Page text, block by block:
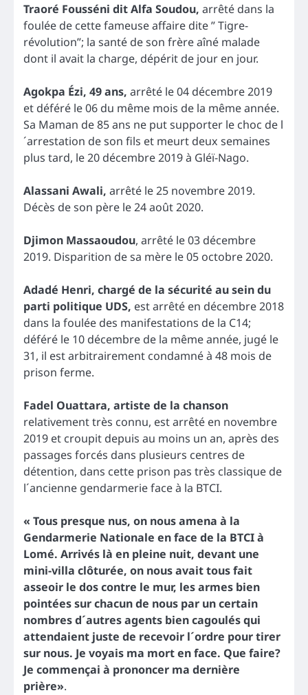
Traoré Fousséni dit Alfa Soudou, arrêté dans la
foulée de cette fameuse affaire dite ” Tigre-
révolution”; la santé de son frère aîné malade
dont il avait la charge, dépérit de jour en jour.
Agokpa Ézi, 49 ans, arrêté le 04 décembre 2019
et déféré le 06 du même mois de la même année.
Sa Maman de 85 ans ne put supporter le choc de l
´arrestation de son fils et meurt deux semaines
plus tard, le 20 décembre 2019 à Gléï-Nago.
Alassani Awali, arrêté le 25 novembre 2019.
Décès de son père le 24 août 2020.
Djimon Massaoudou, arrêté le 03 décembre
2019. Disparition de sa mère le 05 octobre 2020.
Adadé Henri, chargé de la sécurité au sein du
parti politique UDS, est arrêté en décembre 2018
dans la foulée des manifestations de la C14;
déféré le 10 décembre de la même année, jugé le
31, il est arbitrairement condamné à 48 mois de
prison ferme.
Fadel Ouattara, artiste de la chanson
relativement très connu, est arrêté en novembre
2019 et croupit depuis au moins un an, après des
passages forcés dans plusieurs centres de
détention, dans cette prison pas très classique de
l´ancienne gendarmerie face à la BTCI.
« Tous presque nus, on nous amena à la
Gendarmerie Nationale en face de la BTCI à
Lomé. Arrivés là en pleine nuit, devant une
mini-villa clôturée, on nous avait tous fait
asseoir le dos contre le mur, les armes bien
pointées sur chacun de nous par un certain
nombres d´autres agents bien cagoulés qui
attendaient juste de recevoir l´ordre pour tirer
sur nous. Je voyais ma mort en face. Que faire?
Je commençai à prononcer ma dernière
prière».